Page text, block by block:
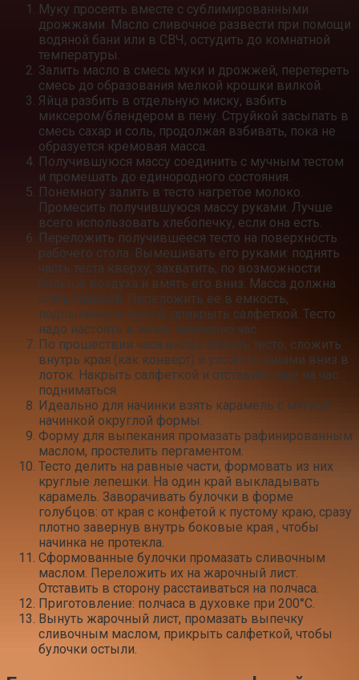
Муку просеять вместе с сублимированными
дрожжами. Масло сливочное развести при помощи
водяной бани или в СВЧ, остудить до комнатной
температуры.
Залить масло в смесь муки и дрожжей, перетереть
смесь до образования мелкой крошки вилкой.
Яйца разбить в отдельную миску, взбить
миксером/блендером в пену. Струйкой засыпать в
смесь сахар и соль, продолжая взбивать, пока не
образуется кремовая масса.
Получившуюся массу соединить с мучным тестом
и промешать до единородного состояния.
Понемногу залить в тесто нагретое молоко.
Промесить получившуюся массу руками. Лучше
всего использовать хлебопечку, если она есть.
Переложить получившееся тесто на поверхность
рабочего стола. Вымешивать его руками: поднять
часть теста кверху, захватить, по возможности
больше воздуха и вмять его вниз. Масса должна
стать гладкой. Переложить ее в емкость,
подпыленную мукой, прикрыть салфеткой. Тесто
надо настоять в тепле примерно час.
По прошествии часа вновь обжать тесто, сложить
внутрь края (как конверт) и уложить швами вниз в
лоток. Накрыть салфеткой и отставить еще на час
подниматься.
Идеально для начинки взять карамель с мягкой
начинкой округлой формы.
Форму для выпекания промазать рафинированным
маслом, простелить пергаментом.
Тесто делить на равные части, формовать из них
круглые лепешки. На один край выкладывать
карамель. Заворачивать булочки в форме
голубцов: от края с конфетой к пустому краю, сразу
плотно завернув внутрь боковые края , чтобы
начинка не протекла.
Сформованные булочки промазать сливочным
маслом. Переложить их на жарочный лист.
Отставить в сторону расстаиваться на полчаса.
Приготовление: полчаса в духовке при 200°С.
Вынуть жарочный лист, промазать выпечку
сливочным маслом, прикрыть салфеткой, чтобы
булочки остыли.